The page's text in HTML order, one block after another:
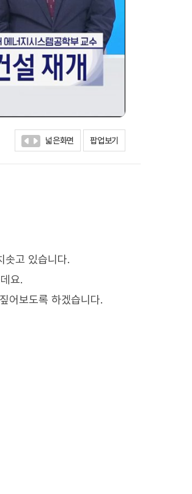
넓은화면 팝업보기
솟고 있습니다.
요.
어보도록 하겠습니다.